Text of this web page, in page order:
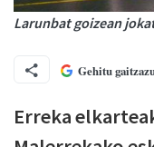
Larunbat goizean
Gehitu
Erreka